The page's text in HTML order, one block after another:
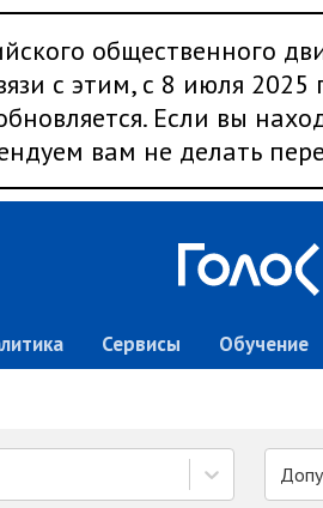
общественного
с этим, с 8 июля 2025
Если вы
вам не делать
Сервисы Обучение